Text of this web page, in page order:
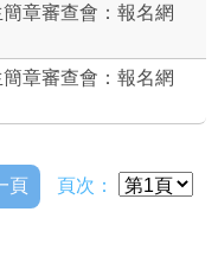
生簡章審查會：報名
章審查會：報名網
章審查會：報名網
頁 頁次：